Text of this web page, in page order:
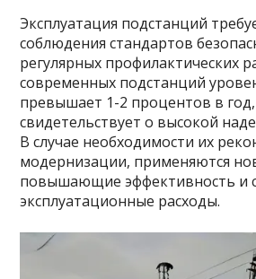
Эксплуатация подстанций
соблюдения стандартов
регулярных профилактических
современных подстанций
превышает 1-2 процентов в
свидетельствует о высокой
В случае необходимости их
модернизации, применяются
повышающие эффективность и
эксплуатационные расходы.